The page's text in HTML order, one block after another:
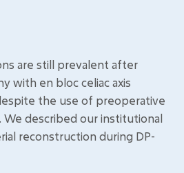
are still prevalent after
with en bloc celiac axis
the use of preoperative
We described our institutional
reconstruction during DP-